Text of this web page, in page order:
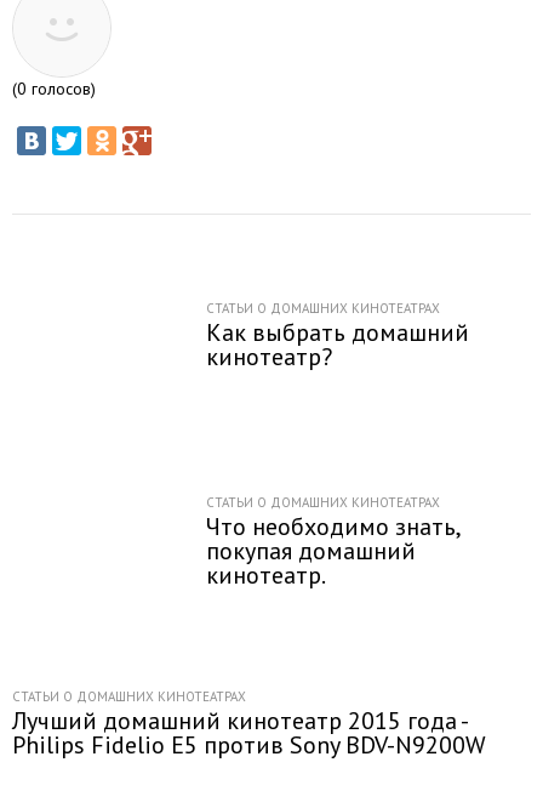
(0 голосов)
СТАТЬИ О ДОМАШНИХ КИНОТЕАТРАХ
Как выбрать домашний
кинотеатр?
СТАТЬИ О ДОМАШНИХ КИНОТЕАТРАХ
Что необходимо знать,
покупая домашний
кинотеатр.
СТАТЬИ О ДОМАШНИХ КИНОТЕАТРАХ
Лучший домашний кинотеатр 2015 года -
Philips Fidelio E5 против Sony BDV-N9200W